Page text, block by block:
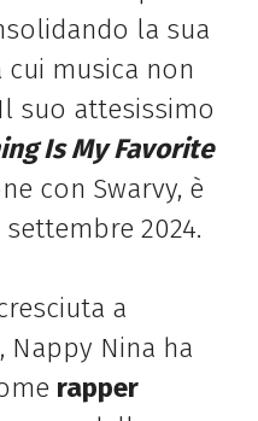
la sua
musica non
suo attesissimo
Is My Favorite
con Swarvy, è
2024.
a
Nappy Nina ha
rapper